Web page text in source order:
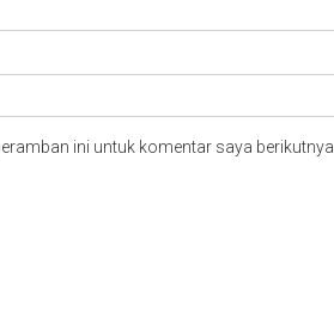
ini untuk komentar saya berikutnya.